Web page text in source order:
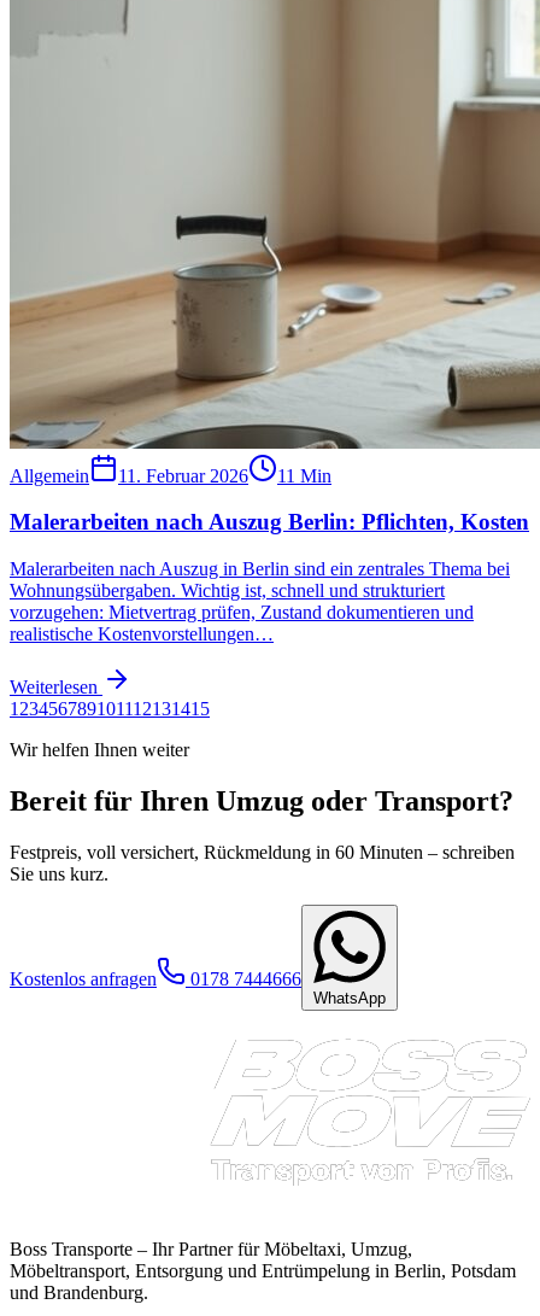
Allgemein 11. Februar 2026 11 Min
Malerarbeiten nach Auszug Berlin: Pflichten, Kosten
Malerarbeiten nach Auszug in Berlin sind ein zentrales Thema bei
Wohnungsübergaben. Wichtig ist, schnell und strukturiert
vorzugehen: Mietvertrag prüfen, Zustand dokumentieren und
realistische Kostenvorstellungen…
Weiterlesen
1 23456789101112131415
Wir helfen Ihnen weiter
Bereit für Ihren Umzug oder Transport?
Festpreis, voll versichert, Rückmeldung in 60 Minuten – schreiben
Sie uns kurz.
Kostenlos anfragen 0178 7444666
WhatsApp
Boss Transporte – Ihr Partner für Möbeltaxi, Umzug,
Möbeltransport, Entsorgung und Entrümpelung in Berlin, Potsdam
und Brandenburg.